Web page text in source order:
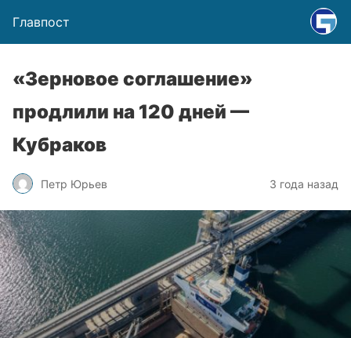
Главпост
«Зерновое соглашение»
продлили на 120 дней —
Кубраков
Петр Юрьев 3 года назад